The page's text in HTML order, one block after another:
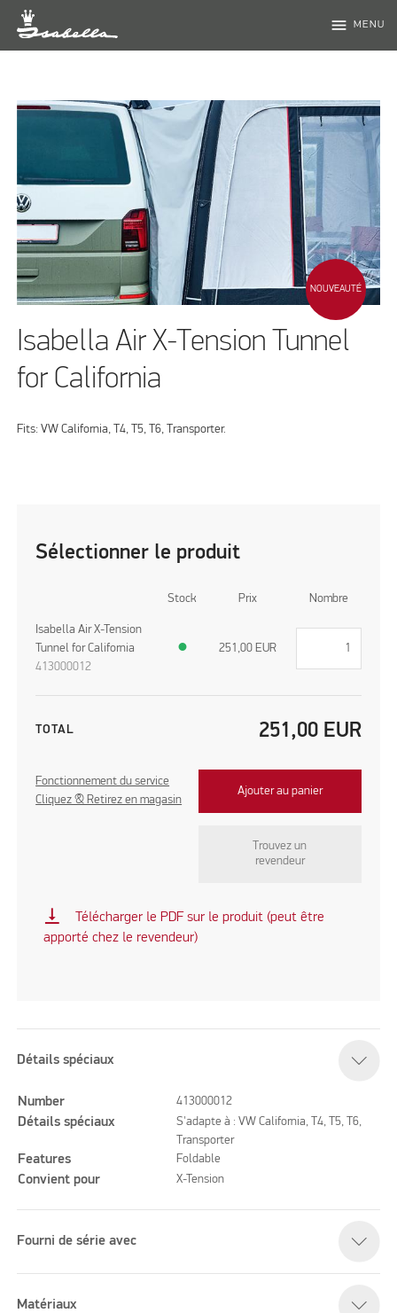
menu MENU
NOUVEAUTÉ
Isabella Air X-Tension Tunnel
for California
Fits: VW California, T4, T5, T6, Transporter.
Sélectionner le produit
Stock Prix Nombre
Isabella Air X-Tension
Tunnel for California
413000012
● 251,00 EUR
TOTAL 251,00 EUR
Fonctionnement du service
Cliquez & Retirez en magasin
Ajouter au panier
Trouvez un
revendeur
vertical_align_bottom
Télécharger le PDF sur le produit (peut être
apporté chez le revendeur)
Détails spéciaux
Number 413000012
Détails spéciaux
S'adapte à : VW California, T4, T5, T6,
Transporter
Features Foldable
Convient pour X-Tension
Fourni de série avec
Matériaux